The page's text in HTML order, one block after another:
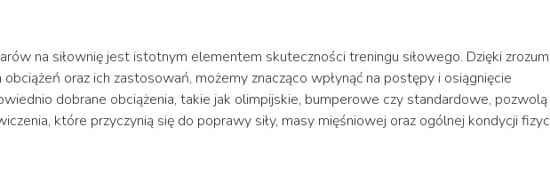
na siłownię jest istotnym elementem skuteczności treningu siłowego. Dzięki
oraz ich zastosowań, możemy znacząco wpłynąć na postępy i osiągnięcie
dobrane obciążenia, takie jak olimpijskie, bumperowe czy standardowe, pozwolą
które przyczynią się do poprawy siły, masy mięśniowej oraz ogólnej kondycji